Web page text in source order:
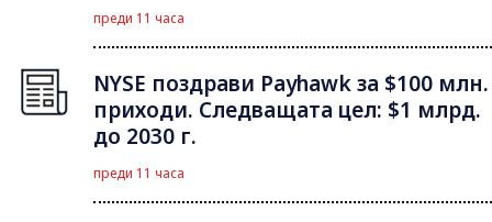
преди 11 часа
NYSE поздрави Payhawk за $100 млн.
приходи. Следващата цел: $1 млрд.
до 2030 г.
преди 11 часа